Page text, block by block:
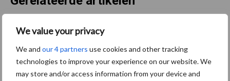
We value your privacy
We and our 4 partners use cookies and other tracking
technologies to improve your experience on our website. We
may store and/or access information from your device and
“Vraag naar praktische
Polen groter dan ooit”